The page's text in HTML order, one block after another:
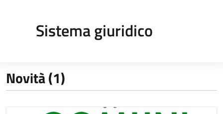
Sistema giuridico
Novità (1)